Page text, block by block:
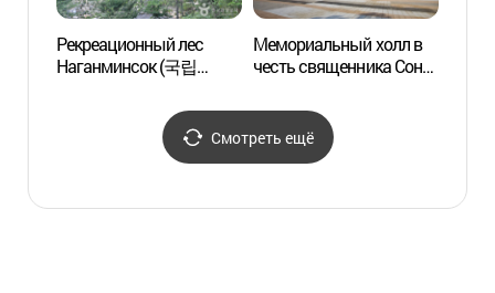
Рекреационный лес
Наганминсок (국립
Мемориальный холл в
честь священника Сон
순교기념관)
Смотреть ещё